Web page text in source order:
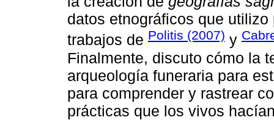
datos etnográficos que
trabajos de Politis (2007) y
Finalmente, discuto cómo la
arqueología funeraria para
para comprender y rastrear
prácticas que los vivos